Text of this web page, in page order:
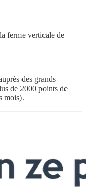
ferme verticale de
des grands
de 2000 points de
mois).